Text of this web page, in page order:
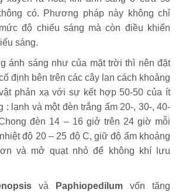
có. Phương pháp này không chỉ
độ chiếu sáng mà còn điều khiển
sáng.
ánh sáng như của mặt trời thì nên đặt
định bên trên các cây lan cách khoảng
phản xạ với sự kết hợp 50-50 của ít
: lạnh và một đèn trắng ấm 20-, 30-, 40-
đèn 14 – 16 giở trên 24 giờ mỗi
độ 20 – 25 độ C, giữ độ ẩm khoảng
và mở quạt nhỏ để không khí lưu
và Paphiopedilum vốn tăng